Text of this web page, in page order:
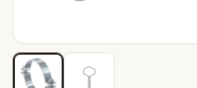
Mocowania do rusztowań